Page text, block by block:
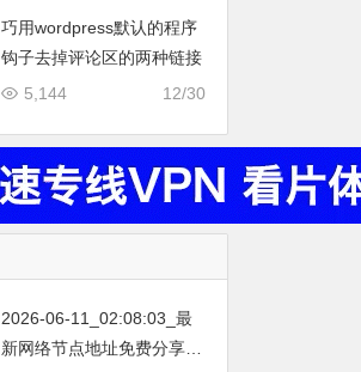
巧用wordpress默认的程序
钩子去掉评论区的两种链接
12/30
5,144
2026-06-11_02:08:03_最
新网络节点地址免费分享…